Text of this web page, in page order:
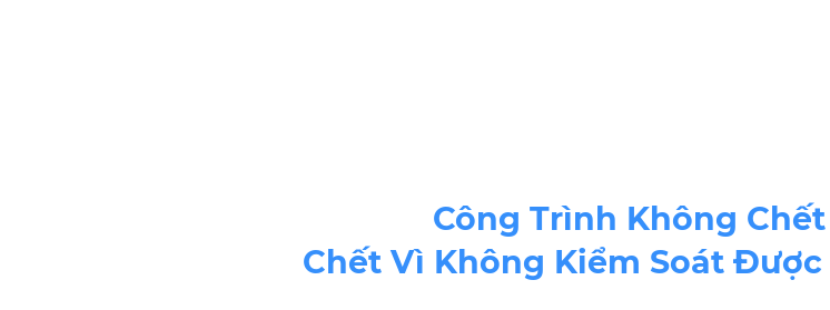
Công Trình Không
Chết Vì Không Kiểm Soát